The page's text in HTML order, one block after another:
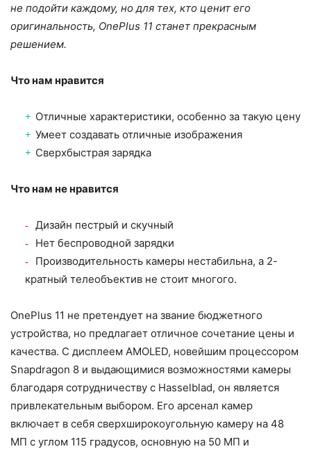
не подойти каждому, но для тех, кто ценит его
оригинальность, OnePlus 11 станет прекрасным
решением.
Что нам нравится
Отличные характеристики, особенно за такую ​​цену
Умеет создавать отличные изображения
Сверхбыстрая зарядка
Что нам не нравится
Дизайн пестрый и скучный
Нет беспроводной зарядки
Производительность камеры нестабильна, а 2-
кратный телеобъектив не стоит многого.
OnePlus 11 не претендует на звание бюджетного
устройства, но предлагает отличное сочетание цены и
качества. С дисплеем AMOLED, новейшим процессором
Snapdragon 8 и выдающимися возможностями камеры
благодаря сотрудничеству с Hasselblad, он является
привлекательным выбором. Его арсенал камер
включает в себя сверхширокоугольную камеру на 48
МП с углом 115 градусов, основную на 50 МП и